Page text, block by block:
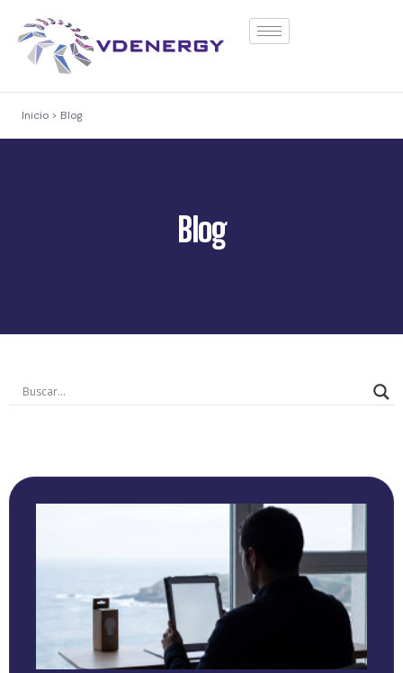
Inicio > Blog
Blog